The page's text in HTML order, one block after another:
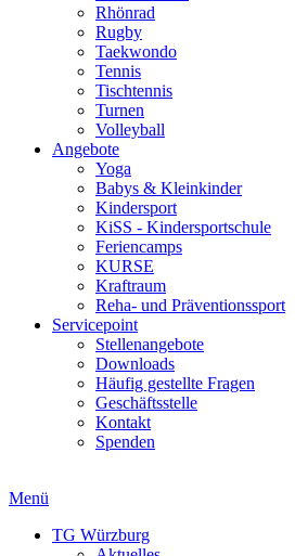
Rhönrad
Rugby
Taekwondo
Tennis
Tischtennis
Turnen
Volleyball
Angebote
Yoga
Babys & Kleinkinder
Kindersport
KiSS - Kindersportschule
Feriencamps
KURSE
Kraftraum
Reha- und Präventionssport
Servicepoint
Stellenangebote
Downloads
Häufig gestellte Fragen
Geschäftsstelle
Kontakt
Spenden
Menü
TG Würzburg